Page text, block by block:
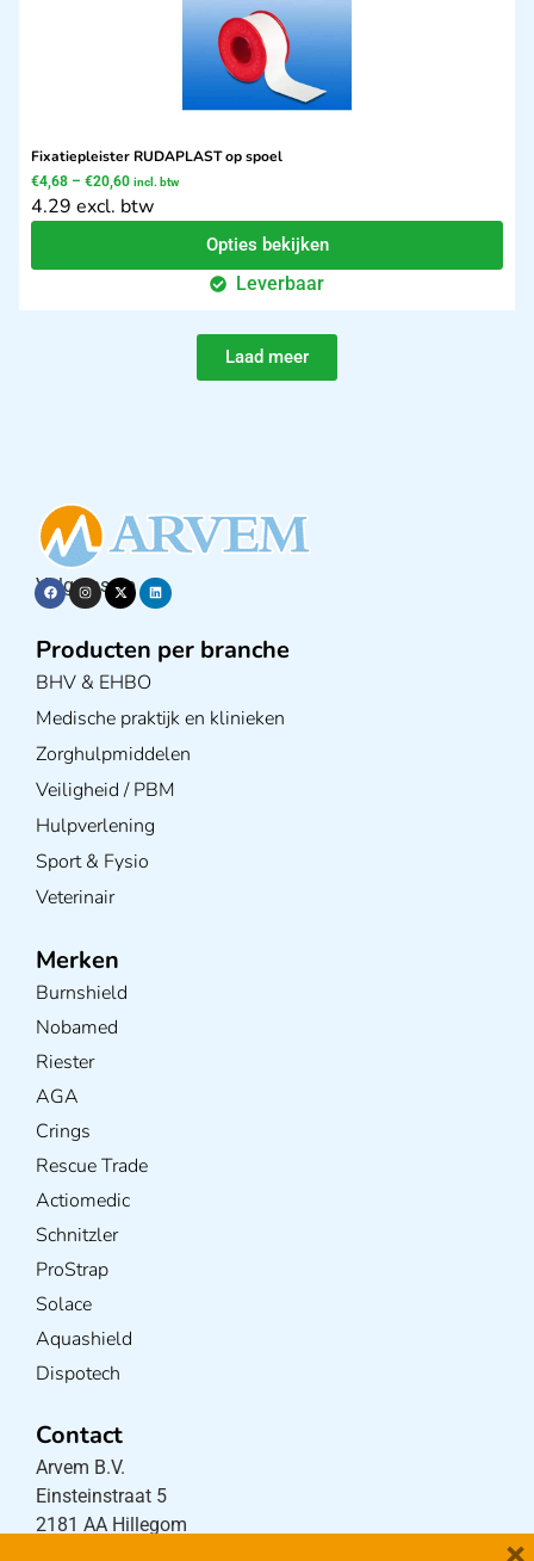
Fixatiepleister RUDAPLAST op spoel
€4,68 – €20,60 incl. btw
4.29 excl. btw
Opties bekijken
Leverbaar
Laad meer
Volg ons op
Producten per branche
BHV & EHBO
Medische praktijk en klinieken
Zorghulpmiddelen
Veiligheid / PBM
Hulpverlening
Sport & Fysio
Veterinair
Merken
Burnshield
Nobamed
Riester
AGA
Crings
Rescue Trade
Actiomedic
Schnitzler
ProStrap
Solace
Aquashield
Dispotech
Contact
Arvem B.V.
Einsteinstraat 5
2181 AA Hillegom
×